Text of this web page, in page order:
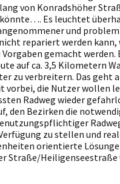
von Konradshöher
Es leuchtet
und
repariert werden
gemacht werden.
auf ca. 3,5 Kilometern
zu verbreitern. Das geht
vorbei, die Nutzer wollen
Radweg wieder
den Bezirken die
zu stellen und
orientierte
Straße/